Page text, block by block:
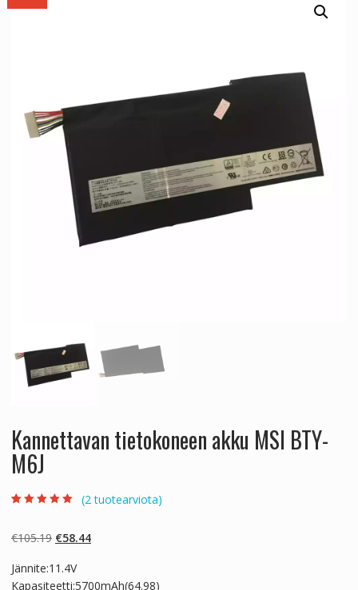
Kannettavan tietokoneen akku MSI BTY-
M6J
asiakkaan
(2tuotearviota)
€105.19 Alkuperäinen
oli:
€58.44Nykyinen
Jännite:11.4V
Kapasiteetti:5700mAh(64.98)